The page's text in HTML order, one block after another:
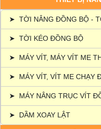
➤ TỜI NÂNG ĐỒNG BỘ -
➤ TỜI KÉO ĐỒNG BỘ
➤ MÁY VÍT, MÁY VÍT ME
➤ MÁY VÍT, VÍT ME CHẠY
➤ MÁY NÂNG TRỤC VÍT
➤ DẦM XOAY LẬT